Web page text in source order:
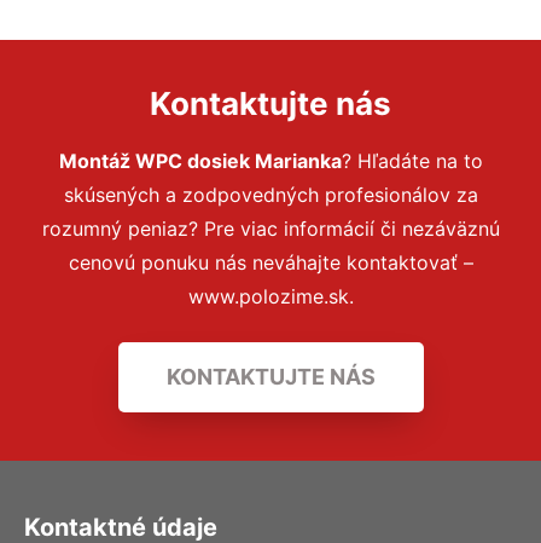
Kontaktujte nás
Montáž WPC dosiek Marianka? Hľadáte na to
skúsených a zodpovedných profesionálov za
rozumný peniaz? Pre viac informácií či nezáväznú
cenovú ponuku nás neváhajte kontaktovať –
www.polozime.sk.
KONTAKTUJTE NÁS
Kontaktné údaje